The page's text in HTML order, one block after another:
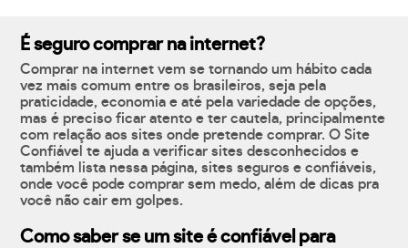
É seguro comprar na internet?
Comprar na internet vem se tornando um hábito cada
vez mais comum entre os brasileiros, seja pela
praticidade, economia e até pela variedade de opções,
mas é preciso ficar atento e ter cautela, principalmente
com relação aos sites onde pretende comprar. O Site
Confiável te ajuda a verificar sites desconhecidos e
também lista nessa página, sites seguros e confiáveis,
onde você pode comprar sem medo, além de dicas pra
você não cair em golpes.
Como saber se um site é confiável para